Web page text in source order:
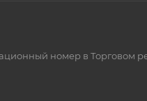
номер в Торговом